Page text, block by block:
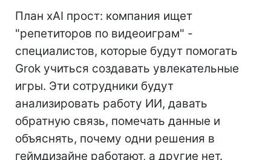
План xAI прост: компания ищет
"репетиторов по видеоиграм" -
специалистов, которые будут помогать
Grok учиться создавать увлекательные
игры. Эти сотрудники будут
анализировать работу ИИ, давать
обратную связь, помечать данные и
объяснять, почему одни решения в
геймдизайне работают, а другие нет.